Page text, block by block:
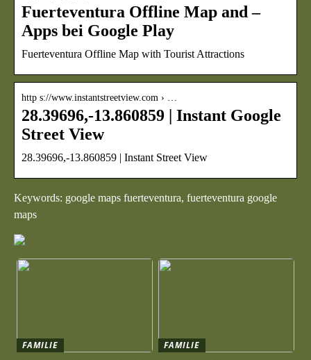
Fuerteventura Offline Map and –
Apps bei Google Play
Fuerteventura Offline Map with Tourist Attractions
http s://www.instantstreetview.com › …
28.39696,-13.860859 | Instant Google
Street View
28.39696,-13.860859 | Instant Street View
Keywords: google maps fuerteventura, fuerteventura google
maps
FAMILIE
FAMILIE